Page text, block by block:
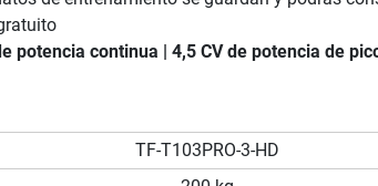
potencia continua | 4,5 CV de potencia de
TF-T103PRO-3-HD